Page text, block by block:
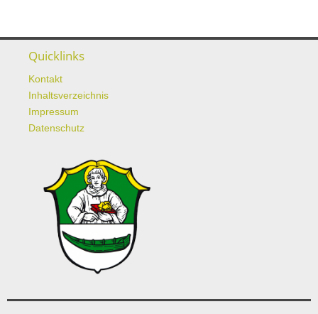
Quicklinks
Kontakt
Inhaltsverzeichnis
Impressum
Datenschutz